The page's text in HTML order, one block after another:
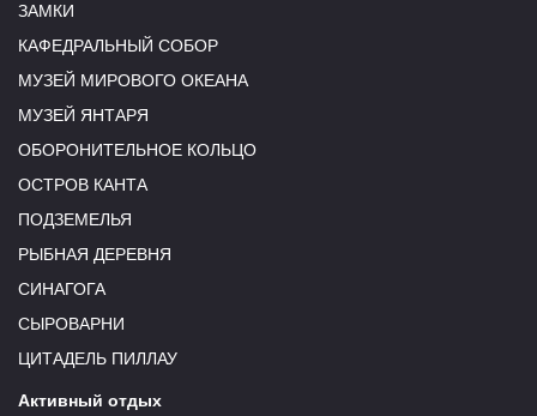
ЗАМКИ
КАФЕДРАЛЬНЫЙ СОБОР
МУЗЕЙ МИРОВОГО ОКЕАНА
МУЗЕЙ ЯНТАРЯ
ОБОРОНИТЕЛЬНОЕ КОЛЬЦО
ОСТРОВ КАНТА
ПОДЗЕМЕЛЬЯ
РЫБНАЯ ДЕРЕВНЯ
СИНАГОГА
СЫРОВАРНИ
ЦИТАДЕЛЬ ПИЛЛАУ
Активный отдых